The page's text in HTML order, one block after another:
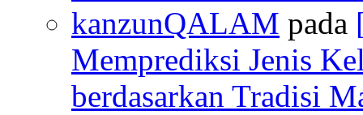
kanzunQALAM pada
Memprediksi Jenis
berdasarkan Tradisi